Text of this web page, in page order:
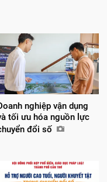
nghiệp vận dụng
tối ưu hóa nguồn lực
đổi số